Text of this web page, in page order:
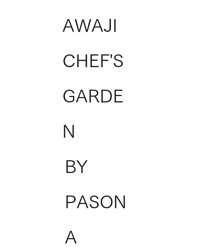
AWAJI
CHEF'S
GARDE
N
BY
PASON
A